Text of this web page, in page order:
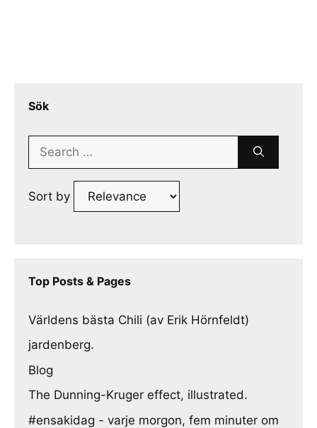
Sök
Search
Sort by
Top Posts & Pages
Världens bästa Chili (av Erik Hörnfeldt)
jardenberg.
Blog
The Dunning-Kruger effect, illustrated.
#ensakidag - varje morgon, fem minuter om